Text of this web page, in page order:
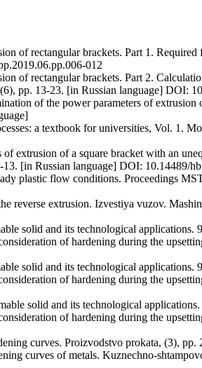
of rectangular brackets. Part 1.
012
of rectangular brackets. Part 2.
pp. 13-23. [in Russian language] DOI:
of the power parameters of
a textbook for universities, Vol. 1.
extrusion of a square bracket with an
[in Russian language] DOI: 10.14489/
plastic flow conditions. Proceedings
reverse extrusion. Izvestiya vuzov.
solid and its technological applications.
of hardening during the
solid and its technological applications.
of hardening during the
solid and its technological
of hardening during the
curves. Proizvodstvo prokata, (3), pp.
curves of metals. Kuznechno-